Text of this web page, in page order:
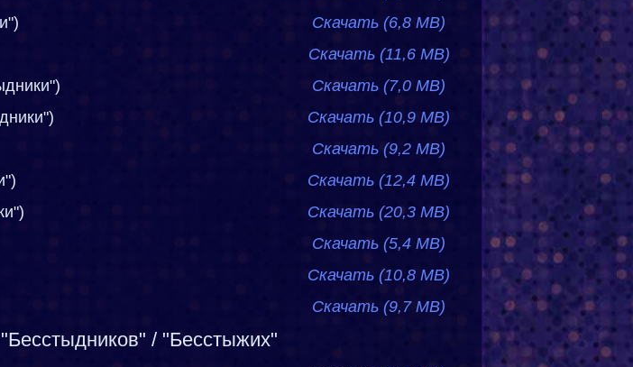
Скачать (6,8 MB)
Скачать (11,6 MB)
Скачать (7,0 MB)
Скачать (10,9 MB)
Скачать (9,2 MB)
Скачать (12,4 MB)
Скачать (20,3 MB)
Скачать (5,4 MB)
Скачать (10,8 MB)
Скачать (9,7 MB)
/ "Бесстыжих"